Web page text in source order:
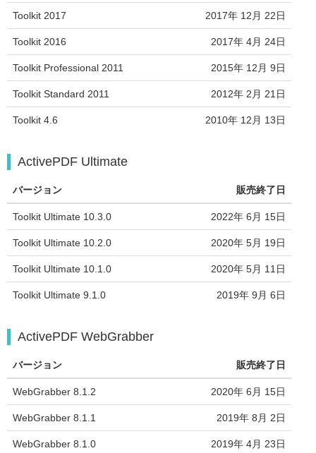
Toolkit 2017 2017年 12月 22日
Toolkit 2016 2017年 4月 24日
Toolkit Professional 2011 2015年 12月 9日
Toolkit Standard 2011 2012年 2月 21日
Toolkit 4.6 2010年 12月 13日
ActivePDF Ultimate
バージョン 販売終了日
Toolkit Ultimate 10.3.0 2022年 6月 15日
Toolkit Ultimate 10.2.0 2020年 5月 19日
Toolkit Ultimate 10.1.0 2020年 5月 11日
Toolkit Ultimate 9.1.0 2019年 9月 6日
ActivePDF WebGrabber
バージョン 販売終了日
WebGrabber 8.1.2 2020年 6月 15日
WebGrabber 8.1.1 2019年 8月 2日
WebGrabber 8.1.0 2019年 4月 23日